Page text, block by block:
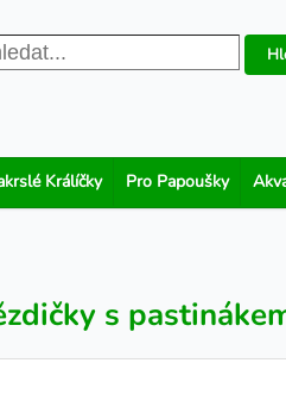
Králíčky Pro Papoušky
s